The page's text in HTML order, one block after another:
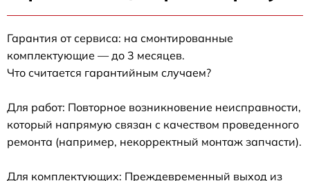
Гарантия от сервиса: на смонтированные
комплектующие — до 3 месяцев.
Что считается гарантийным случаем?
Для работ: Повторное возникновение неисправности,
который напрямую связан с качеством проведенного
ремонта (например, некорректный монтаж запчасти).
Для комплектующих: Преждевременный выход из